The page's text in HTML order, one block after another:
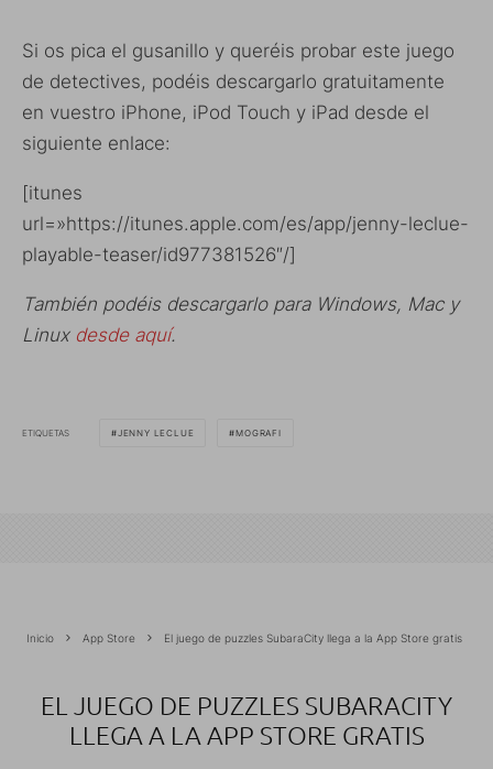
Si os pica el gusanillo y queréis probar este juego
de detectives, podéis descargarlo gratuitamente
en vuestro iPhone, iPod Touch y iPad desde el
siguiente enlace:
[itunes
url=»https://itunes.apple.com/es/app/jenny-leclue-
playable-teaser/id977381526″/]
También podéis descargarlo para Windows, Mac y
Linux desde aquí.
ETIQUETAS JENNY LECLUE MOGRAFI
Inicio App Store El juego de puzzles SubaraCity llega a la App Store gratis
EL JUEGO DE PUZZLES SUBARACITY
LLEGA A LA APP STORE GRATIS